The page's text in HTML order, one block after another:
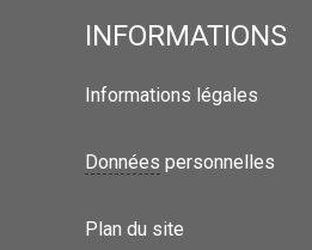
INFORMATIONS
Informations légales
Données personnelles
Plan du site